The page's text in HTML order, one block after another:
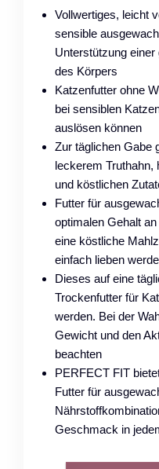
Vollwertiges, leicht
sensible
Unterstützung
des Körpers
Katzenfutter ohne
bei sensiblen
auslösen können
Zur täglichen Gabe
leckerem Truthahn,
und köstlichen
Futter für
optimalen Gehalt
eine köstliche
einfach lieben
Dieses auf eine
Trockenfutter für
werden. Bei der
Gewicht und den
beachten
PERFECT FIT
Futter für
Geschmack in